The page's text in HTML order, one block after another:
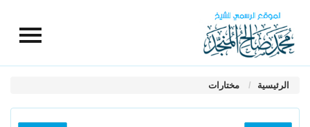
الرئيسية مختارات